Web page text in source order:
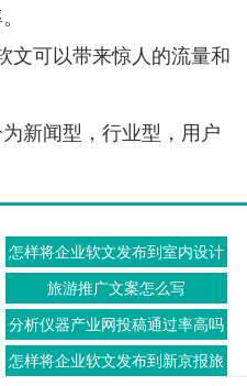
可以带来惊人的流量和
新闻型，行业型，用户
怎样将企业软文发布到室内设计
联盟上
旅游推广文案怎么写
分析仪器产业网投稿通过率高吗
怎样将企业软文发布到新京报旅